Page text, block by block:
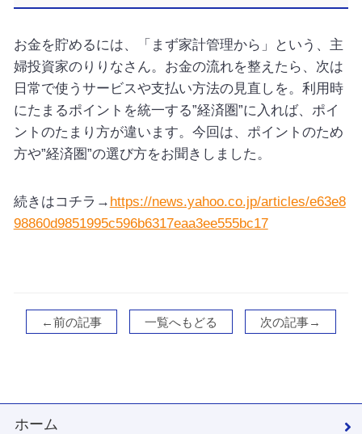
お金を貯めるには、「まず家計管理から」という、主
婦投資家のりりなさん。お金の流れを整えたら、次は
日常で使うサービスや支払い方法の見直しを。利用時
にたまるポイントを統一する”経済圏”に入れば、ポイ
ントのたまり方が違います。今回は、ポイントのため
方や”経済圏”の選び方をお聞きしました。
続きはコチラ→ https://news.yahoo.co.jp/articles/e63e8
98860d9851995c596b6317eaa3ee555bc17
←前の記事 一覧へもどる 次の記事→
ホーム